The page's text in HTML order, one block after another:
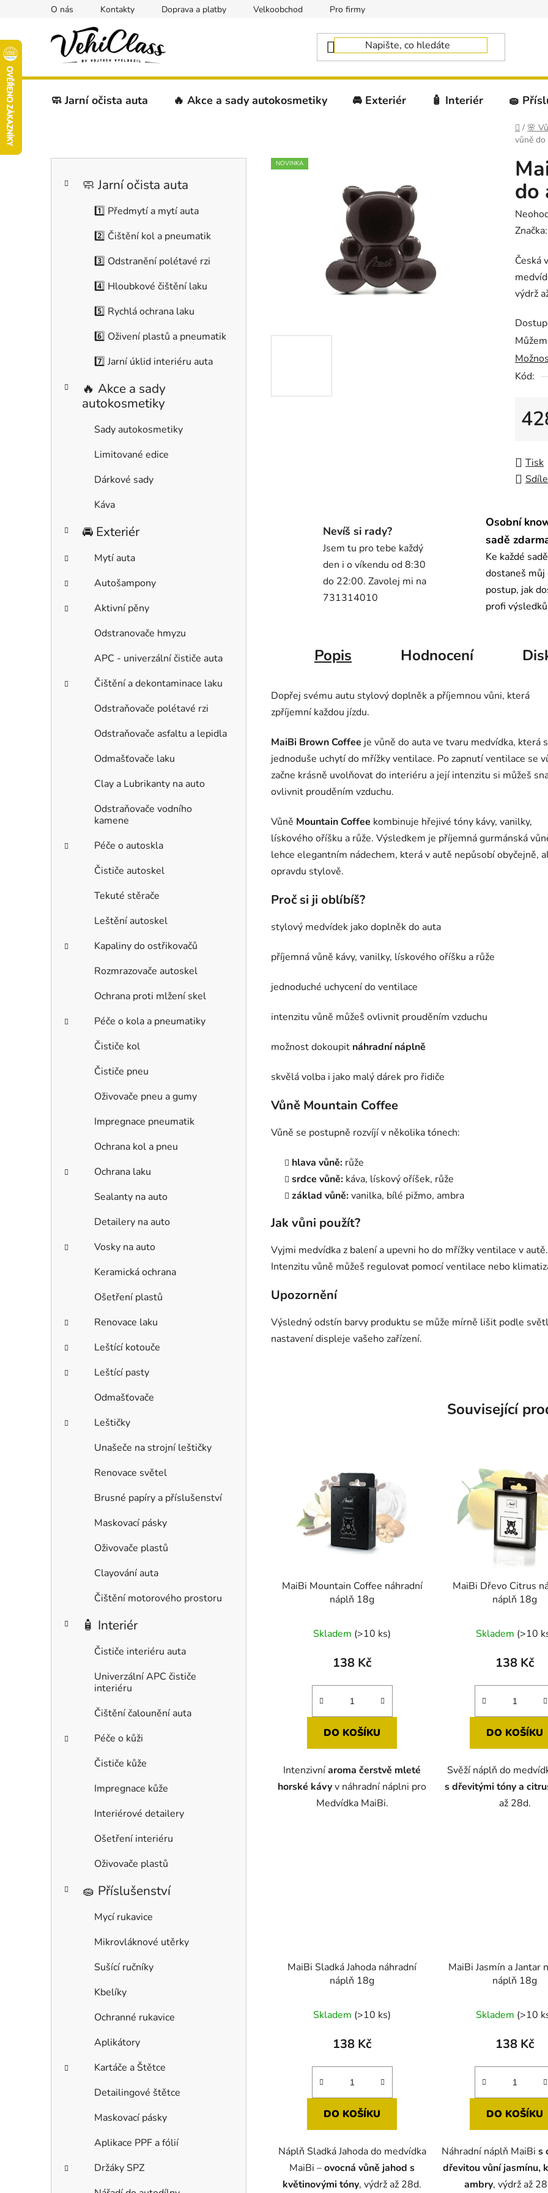
O nás Kontakty Doprava a platby Velkoobchod Pro firmy
🧼 Jarní očista auta 🔥 Akce a sady autokosmetiky 🚘 Exteriér 🧴 Interiér 🧽
Domů
/ 🌸
vůně do
P
kategorie
K
🧼 Jarní očista auta
1️⃣ Předmytí a mytí auta
2️⃣ Čištění kol a pneumatik
3️⃣ Odstranění polétavé rzi
4️⃣ Hloubkové čištění laku
5️⃣ Rychlá ochrana laku
6️⃣ Oživení plastů a pneumatik
7️⃣ Jarní úklid interiéru auta
🔥 Akce a sady
autokosmetiky
Sady autokosmetiky
Limitované edice
Dárkové sady
Káva
🚘 Exteriér
Mytí auta
Autošampony
Aktivní pěny
Odstranovače hmyzu
APC - univerzální čističe auta
Čištění a dekontaminace laku
Odstraňovače polétavé rzi
Odstraňovače asfaltu a lepidla
Odmašťovače laku
Clay a Lubrikanty na auto
Odstraňovače vodního
kamene
Péče o autoskla
Čističe autoskel
Tekuté stěrače
Leštění autoskel
Kapaliny do ostřikovačů
Rozmrazovače autoskel
Ochrana proti mlžení skel
Péče o kola a pneumatiky
Čističe kol
Čističe pneu
Oživovače pneu a gumy
Impregnace pneumatik
Ochrana kol a pneu
Ochrana laku
Sealanty na auto
Detailery na auto
Vosky na auto
Keramická ochrana
Ošetření plastů
Renovace laku
Leštící kotouče
Leštící pasty
Odmašťovače
Leštičky
Unašeče na strojní leštičky
Renovace světel
Brusné papíry a příslušenství
Maskovací pásky
Oživovače plastů
Clayování auta
Čištění motorového prostoru
🧴 Interiér
Čističe interiéru auta
Univerzální APC čističe
interiéru
Čištění čalounění auta
Péče o kůži
Čističe kůže
Impregnace kůže
Interiérové detailery
Ošetření interiéru
Oživovače plastů
🧽 Příslušenství
Mycí rukavice
Mikrovláknové utěrky
Sušící ručníky
Kbelíky
Ochranné rukavice
Aplikátory
Kartáče a Štětce
Detailingové štětce
Maskovací pásky
Aplikace PPF a fólií
Držáky SPZ
do
je
0,0
z
Značka:
Česká
výdrž
Kód:
Tisk
NOVINKA
Nevíš si rady?
Jsem tu pro tebe každý
den i o víkendu od 8:30
do 22:00. Zavolej mi na
731314010
Osobní
sadě
Ke každé sadě
dostaneš můj
postup, jak
profi
Popis Hodnocení
Dopřej svému autu stylový doplněk a příjemnou vůni, která
zpříjemní každou jízdu.
MaiBi Brown Coffee je vůně do auta ve tvaru medvídka, která
jednoduše uchytí do mřížky ventilace. Po zapnutí ventilace se
začne krásně uvolňovat do interiéru a její intenzitu si můžeš
ovlivnit prouděním vzduchu.
Vůně Mountain Coffee kombinuje hřejivé tóny kávy, vanilky,
lískového oříšku a růže. Výsledkem je příjemná gurmánská
lehce elegantním nádechem, která v autě nepůsobí obyčejně,
opravdu stylově.
Proč si ji oblíbíš?
stylový medvídek jako doplněk do auta
příjemná vůně kávy, vanilky, lískového oříšku a růže
jednoduché uchycení do ventilace
intenzitu vůně můžeš ovlivnit prouděním vzduchu
možnost dokoupit náhradní náplně
skvělá volba i jako malý dárek pro řidiče
Vůně Mountain Coffee
Vůně se postupně rozvíjí v několika tónech:
hlava vůně: růže
srdce vůně: káva, lískový oříšek, růže
základ vůně:vanilka, bílé pižmo, ambra
Jak vůni použít?
Vyjmi medvídka z balení a upevni ho do mřížky ventilace v autě.
Intenzitu vůně můžeš regulovat pomocí ventilace nebo
Upozornění
Výsledný odstín barvy produktu se může mírně lišit podle
nastavení displeje vašeho zařízení.
Související
MaiBi Mountain Coffee náhradní
náplň 18g
hodnocení
produktu
5,0
z
hvězdiček.
Skladem (>10 ks)
138 Kč
DO KOŠÍKU
Intenzivníaroma čerstvě mleté
horské kávyv náhradní náplni pro
Medvídka MaiBi.
MaiBi Dřevo Citrus
náplň 18g
Skladem (>10
138 Kč
DO KOŠÍKU
Svěží náplň do
s dřevitými tóny a
až 28d.
MaiBi Sladká Jahoda náhradní
náplň 18g
Skladem (>10 ks)
138 Kč
DO KOŠÍKU
Náplň Sladká Jahoda do medvídka
MaiBi –ovocná vůně jahod s
květinovými tóny, výdrž až 28d.
MaiBi Jasmín a Jantar
náplň 18g
Skladem (>10
138 Kč
DO KOŠÍKU
Náhradní náplň MaiBi s
dřevitou vůní jasmínu,
ambry, výdrž až